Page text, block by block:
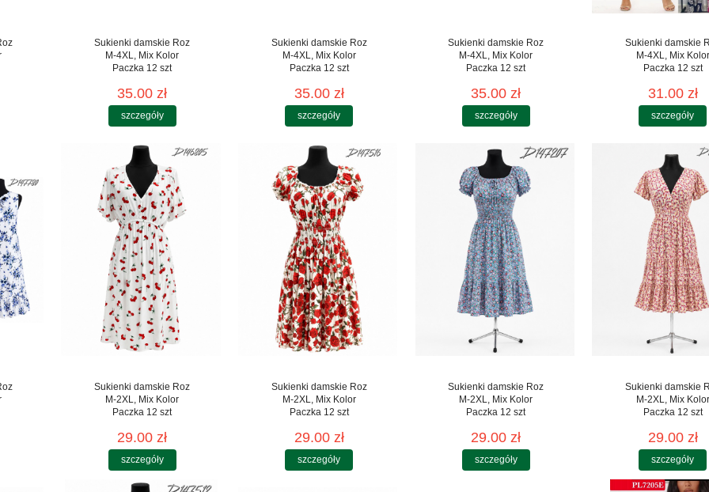
Sukienki damskie Roz
M-4XL, Mix Kolor
Paczka 12 szt
35.00 zł
szczegóły
Sukienki damskie Roz
M-4XL, Mix Kolor
Paczka 12 szt
35.00 zł
szczegóły
Sukienki damskie Roz
M-4XL, Mix Kolor
Paczka 12 szt
35.00 zł
szczegóły
Sukienki damskie
M-4XL, Mix Kolor
Paczka 12 szt
31.00 zł
szczegóły
Sukienki damskie Roz
M-2XL, Mix Kolor
Paczka 12 szt
29.00 zł
szczegóły
Sukienki damskie Roz
M-2XL, Mix Kolor
Paczka 12 szt
29.00 zł
szczegóły
Sukienki damskie Roz
M-2XL, Mix Kolor
Paczka 12 szt
29.00 zł
szczegóły
Sukienki damskie
M-2XL, Mix Kolor
Paczka 12 szt
29.00 zł
szczegóły